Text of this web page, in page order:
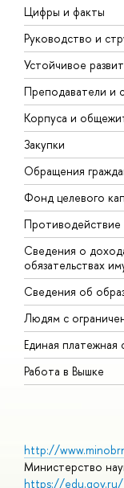
Цифры и факты
Руководство и
Устойчивое
Преподаватели и
Корпуса и
Закупки
Обращения
Фонд целевого
Противодействие
Сведения о
обязательствах
Сведения об
Людям с
Единая платежная
Работа в Вышке
http://
Министерство
https://edu.gov.ru/